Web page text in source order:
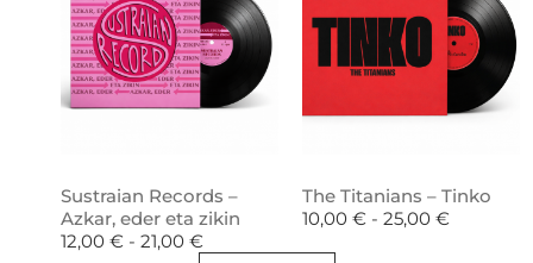
Sustraian Records –
Azkar, eder eta zikin
12,00 € - 21,00 €
The Titanians – Tinko
10,00 € - 25,00 €